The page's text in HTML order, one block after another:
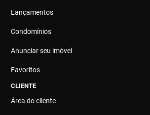
Lançamentos
Condomínios
Anunciar seu imóvel
Favoritos
CLIENTE
Área do cliente